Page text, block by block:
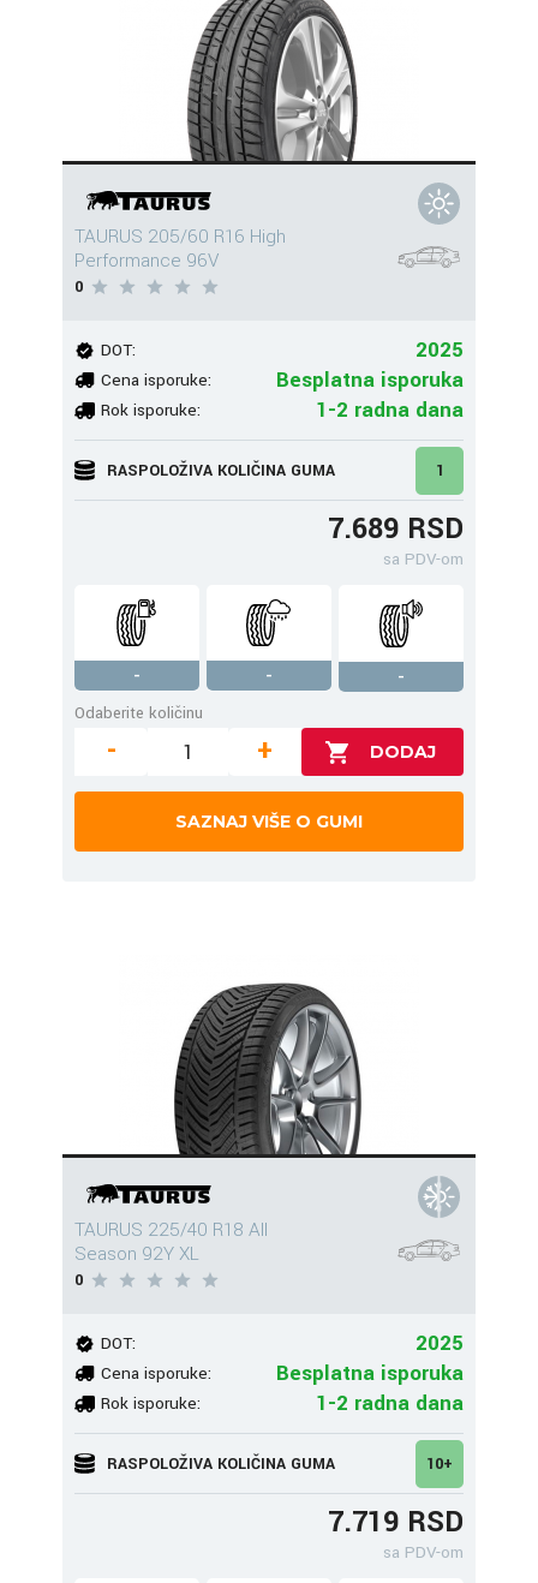
TAURUS 205/60 R16 High
Performance 96V
0
DOT: 2025
Cena isporuke: Besplatna isporuka
Rok isporuke: 1-2 radna dana
RASPOLOŽIVA KOLIČINA GUMA 1
7.689 RSD
sa PDV-om
- -
-
Odaberite količinu
- +
SAZNAJ VIŠE O GUMI
TAURUS 225/40 R18 All
Season 92Y XL
0
DOT: 2025
Cena isporuke: Besplatna isporuka
Rok isporuke: 1-2 radna dana
RASPOLOŽIVA KOLIČINA GUMA 10+
7.719 RSD
sa PDV-om